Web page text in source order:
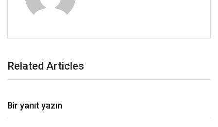
Related Articles
Bir yanıt yazın